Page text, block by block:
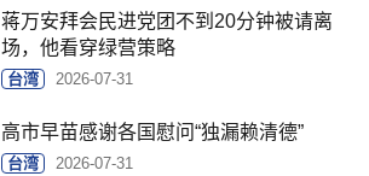
蒋万安拜会民进党团不到20分钟被请离
场，他看穿绿营策略
台湾 2026-07-31
高市早苗感谢各国慰问“独漏赖清德”
台湾 2026-07-31